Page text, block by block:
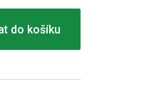
do košíku